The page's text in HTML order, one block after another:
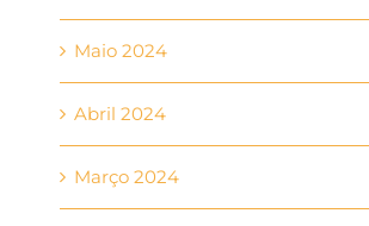
Maio 2024
Abril 2024
Março 2024